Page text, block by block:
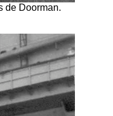
de Doorman.